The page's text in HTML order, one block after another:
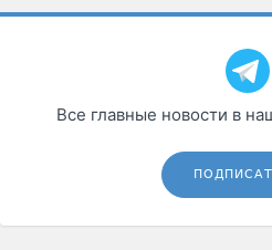
Все главные новости в